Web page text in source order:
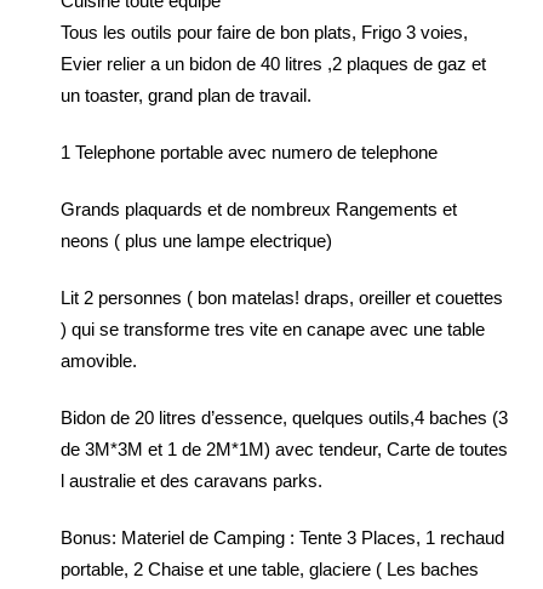
Tous les outils pour faire de bon plats, Frigo 3 voies,
Evier relier a un bidon de 40 litres ,2 plaques de gaz et
un toaster, grand plan de travail.
1 Telephone portable avec numero de telephone
Grands plaquards et de nombreux Rangements et
neons ( plus une lampe electrique)
Lit 2 personnes ( bon matelas! draps, oreiller et couettes
) qui se transforme tres vite en canape avec une table
amovible.
Bidon de 20 litres d’essence, quelques outils,4 baches (3
de 3M*3M et 1 de 2M*1M) avec tendeur, Carte de toutes
l australie et des caravans parks.
Bonus: Materiel de Camping : Tente 3 Places, 1 rechaud
portable, 2 Chaise et une table, glaciere ( Les baches